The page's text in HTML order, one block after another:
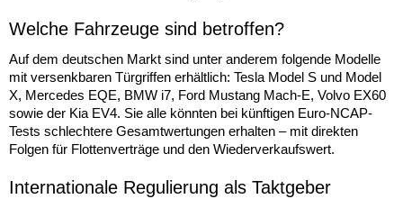
Welche Fahrzeuge sind betroffen?
Auf dem deutschen Markt sind unter anderem folgende Modelle
mit versenkbaren Türgriffen erhältlich: Tesla Model S und Model
X, Mercedes EQE, BMW i7, Ford Mustang Mach-E, Volvo EX60
sowie der Kia EV4. Sie alle könnten bei künftigen Euro-NCAP-
Tests schlechtere Gesamtwertungen erhalten – mit direkten
Folgen für Flottenverträge und den Wiederverkaufswert.
Internationale Regulierung als Taktgeber